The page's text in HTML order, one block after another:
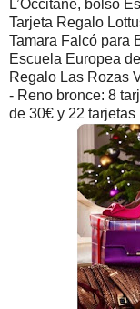
L’Occitane, bolso
Tarjeta Regalo
Tamara Falcó para
Escuela Europea
Regalo Las Rozas
- Reno bronce: 8
de 30€ y 22